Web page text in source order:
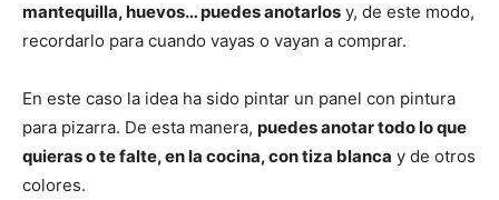
mantequilla, huevos… puedes anotarlos y, de este modo,
recordarlo para cuando vayas o vayan a comprar.
En este caso la idea ha sido pintar un panel con pintura
para pizarra. De esta manera, puedes anotar todo lo que
quieras o te falte, en la cocina, con tiza blanca y de otros
colores.